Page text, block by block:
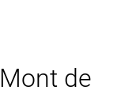
de